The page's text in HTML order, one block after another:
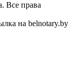
Все права
на belnotary.by